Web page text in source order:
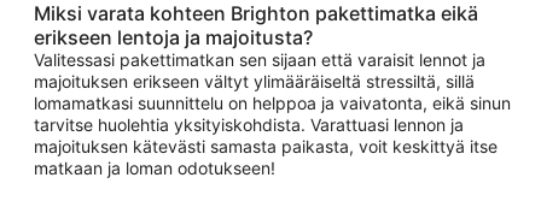
Miksi varata kohteen Brighton pakettimatka eikä
erikseen lentoja ja majoitusta?
Valitessasi pakettimatkan sen sijaan että varaisit lennot ja
majoituksen erikseen vältyt ylimääräiseltä stressiltä, sillä
lomamatkasi suunnittelu on helppoa ja vaivatonta, eikä sinun
tarvitse huolehtia yksityiskohdista. Varattuasi lennon ja
majoituksen kätevästi samasta paikasta, voit keskittyä itse
matkaan ja loman odotukseen!